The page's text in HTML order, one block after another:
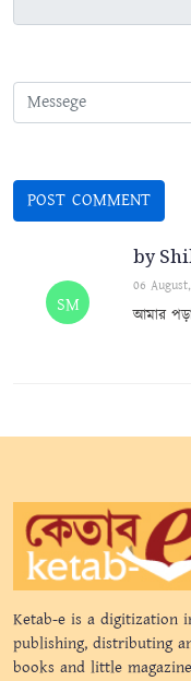
SM
by
06
আমার
Ketab-e is a digitization
publishing, distributing
books and little